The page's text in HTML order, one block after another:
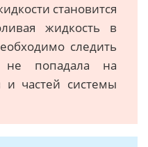
становится
жидкость в
следить
попадала на
и частей системы